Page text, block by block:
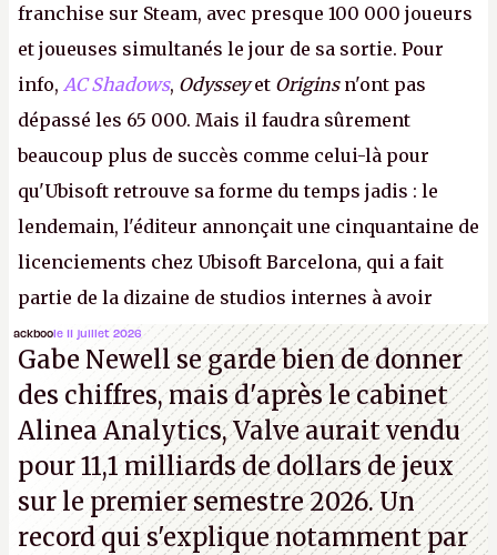
franchise sur Steam, avec presque 100 000 joueurs
et joueuses simultanés le jour de sa sortie. Pour
info, AC Shadows, Odysseyet Originsn'ont pas
dépassé les 65 000. Mais il faudra sûrement
beaucoup plus de succès comme celui-là pour
qu'Ubisoft retrouve sa forme du temps jadis : le
lendemain, l'éditeur annonçait une cinquantaine de
licenciements chez Ubisoft Barcelona, qui a fait
partie de la dizaine de studios internes à avoir
travaillé sur cetAssassin's Creedsous la direction
d'Ubisoft Singapour.A.
ackboole 11 juillet 2026
Gabe Newell se garde bien de donner
des chiffres, mais d'après le cabinet
Alinea Analytics, Valve aurait vendu
pour 11,1 milliards de dollars de jeux
sur le premier semestre 2026. Un
record qui s'explique notamment par